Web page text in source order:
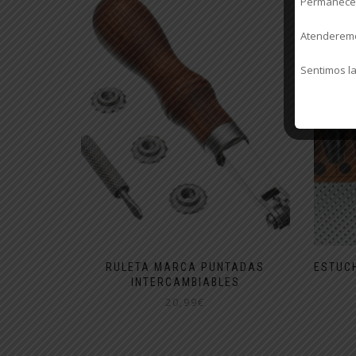
RULETA MARCA PUNTADAS
INTERCAMBIABLES
20,99€
Sentimos